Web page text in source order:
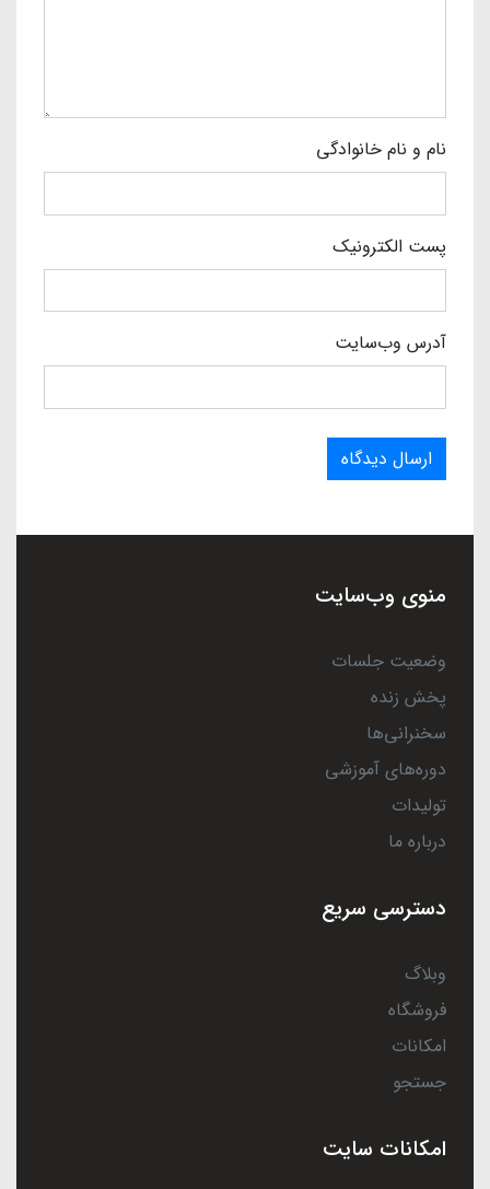
نام و نام خانوادگی
پست الکترونیک
آدرس وب‌سایت
ارسال دیدگاه
منوی وب‌سایت
وضعیت جلسات
پخش زنده
سخنرانی‌ها
دوره‌های آموزشی
تولیدات
درباره ما
دسترسی سریع
وبلاگ
فروشگاه
امکانات
جستجو
امکانات سایت